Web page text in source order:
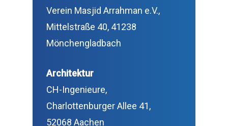
Verein Masjid Arrahman e.V.,
Mittelstraße 40, 41238
Mönchengladbach
Architektur
CH-Ingenieure,
Charlottenburger Allee 41,
52068 Aachen